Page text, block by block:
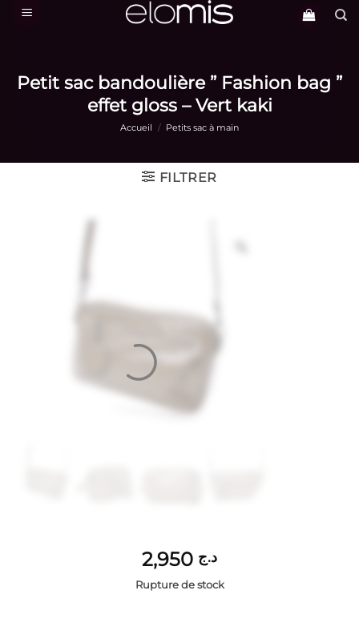
Passer
Petit sac bandoulière ” Fashion bag ”
effet gloss – Vert kaki
Accueil / Petits sac à main
FILTRER
د.ج
Rupture de stock